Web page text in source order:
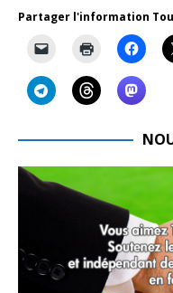
Partager l'information